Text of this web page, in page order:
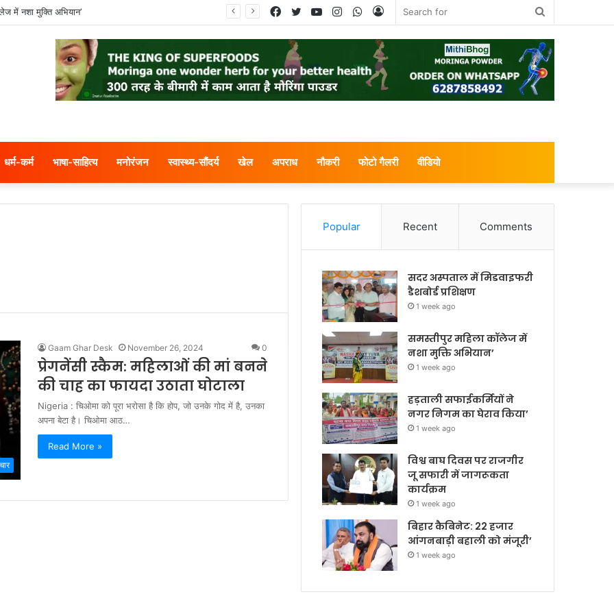
में नशा मुक्ति अभियान’
Log
WhatsApp
Instagram
YouTube
Twitter
Facebook
धर्म-कर्म भाषा-साहित्य मनोरंजन स्वास्थ्य-सौंदर्य खेल अपराध नौकरी फोटो गैलरी वीडियो
Gaam Ghar Desk November 26, 2024 0
प्रेगनेंसी स्कैम: महिलाओं की मां बनने
की चाह का फायदा उठाता घोटाला
Nigeria : चिओमा को पूरा भरोसा है कि होप, जो उनके गोद में है, उनका
अपना बेटा है। चिओमा आठ…
Read More »
Popular Recent Comments
सदर अस्पताल में मिडवाइफरी
डैशबोर्ड प्रशिक्षण
1 week ago
समस्तीपुर महिला कॉलेज में
नशा मुक्ति अभियान’
1 week ago
हड़ताली सफाईकर्मियों ने
नगर निगम का घेराव किया’
1 week ago
विश्व बाघ दिवस पर राजगीर
जू सफारी में जागरूकता
कार्यक्रम
1 week ago
बिहार कैबिनेट: 22 हजार
आंगनबाड़ी बहाली को मंजूरी’
1 week ago